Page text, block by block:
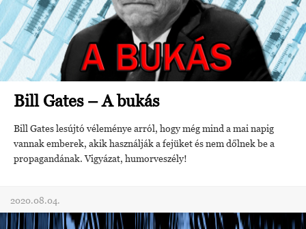
Bill Gates – A bukás
Bill Gates lesújtó véleménye arról, hogy még mind a mai napig
vannak emberek, akik használják a fejüket és nem dőlnek be a
propagandának. Vigyázat, humorveszély!
2020.08.04.